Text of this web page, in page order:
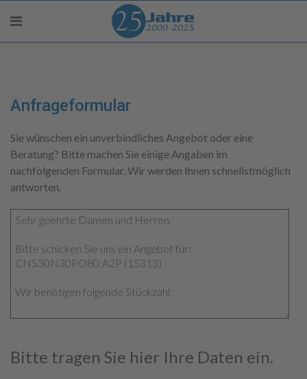
Anfrageformular
Sie wünschen ein unverbindliches Angebot oder eine
Beratung? Bitte machen Sie einige Angaben im
nachfolgenden Formular. Wir werden Ihnen schnellstmöglich
antworten.
Bitte tragen Sie hier Ihre Daten ein.